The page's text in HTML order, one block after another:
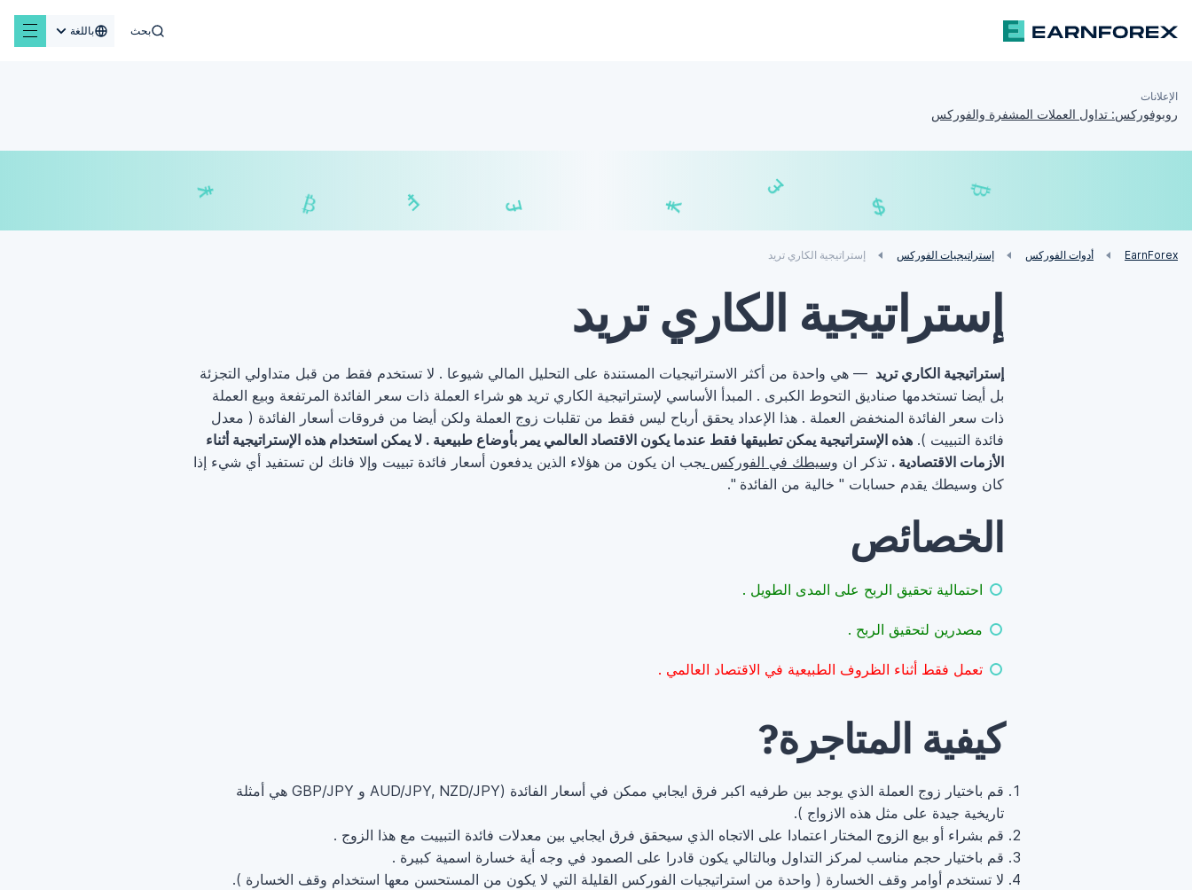
بحث باللغة
الإعلانات
روبوفوركس: تداول العملات المشفرة والفوركس
EarnForex أدوات الفوركس إستراتيجيات الفوركس إستراتيجية الكاري تريد
إستراتيجية الكاري تريد
إستراتيجية الكاري تريد — هي واحدة من أكثر الاستراتيجيات المستندة على التحليل المالي شيوعا . لا تستخدم فقط من قبل متداولي التجزئة
بل أيضا تستخدمها صناديق التحوط الكبرى . المبدأ الأساسي لإستراتيجية الكاري تريد هو شراء العملة ذات سعر الفائدة المرتفعة وبيع العملة
ذات سعر الفائدة المنخفض العملة . هذا الإعداد يحقق أرباح ليس فقط من تقلبات زوج العملة ولكن أيضا من فروقات أسعار الفائدة ( معدل
فائدة التبييت ). هذه الإستراتيجية يمكن تطبيقها فقط عندما يكون الاقتصاد العالمي يمر بأوضاع طبيعية . لا يمكن استخدام هذه الإستراتيجية أثناء
الأزمات الاقتصادية . تذكر ان وسيطك في الفوركس يجب ان يكون من هؤلاء الذين يدفعون أسعار فائدة تبييت وإلا فانك لن تستفيد أي شيء إذا
كان وسيطك يقدم حسابات " خالية من الفائدة ".
الخصائص
احتمالية تحقيق الربح على المدى الطويل .
مصدرين لتحقيق الربح .
تعمل فقط أثناء الظروف الطبيعية في الاقتصاد العالمي .
كيفية المتاجرة?
قم باختيار زوج العملة الذي يوجد بين طرفيه اكبر فرق ايجابي ممكن في أسعار الفائدة (AUD/JPY, NZD/JPY و GBP/JPY هي أمثلة
تاريخية جيدة على مثل هذه الازواج ).
قم بشراء أو بيع الزوج المختار اعتمادا على الاتجاه الذي سيحقق فرق ايجابي بين معدلات فائدة التبييت مع هذا الزوج .
قم باختيار حجم مناسب لمركز التداول وبالتالي يكون قادرا على الصمود في وجه أية خسارة اسمية كبيرة .
لا تستخدم أوامر وقف الخسارة ( واحدة من استراتيجيات الفوركس القليلة التي لا يكون من المستحسن معها استخدام وقف الخسارة ).